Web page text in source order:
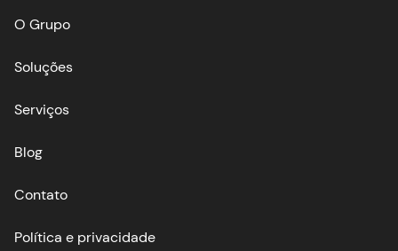
O Grupo
Soluções
Serviços
Blog
Contato
Política e privacidade